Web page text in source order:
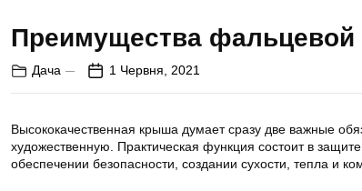
Преимущества фальцевой
Дача 1 Червня, 2021
Высококачественная крыша думает сразу две важные
художественную. Практическая функция состоит в
обеспечении безопасности, создании сухости, тепла и